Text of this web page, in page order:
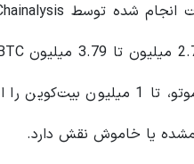
خالق بیت‌کوین، ساتوشی
یا خاموش نقش دارد.